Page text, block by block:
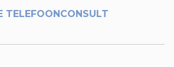
TELEFOONCONSULT